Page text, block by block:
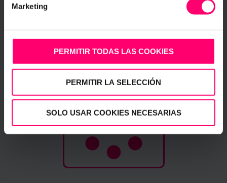
Marketing
PERMITIR TODAS LAS COOKIES
PERMITIR LA SELECCIÓN
SOLO USAR COOKIES NECESARIAS
welcome aboard! Panishop, a pioneering
industry
Ver más artículos